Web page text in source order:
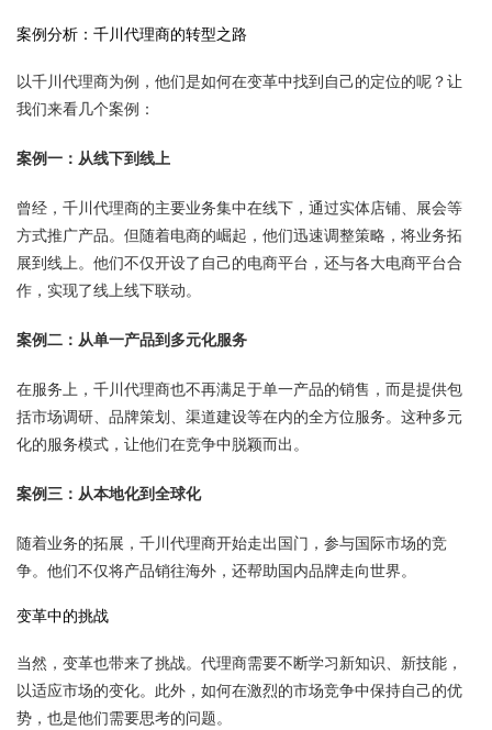
案例分析：千川代理商的转型之路
以千川代理商为例，他们是如何在变革中找到自己的定位的呢？让
我们来看几个案例：
案例一：从线下到线上
曾经，千川代理商的主要业务集中在线下，通过实体店铺、展会等
方式推广产品。但随着电商的崛起，他们迅速调整策略，将业务拓
展到线上。他们不仅开设了自己的电商平台，还与各大电商平台合
作，实现了线上线下联动。
案例二：从单一产品到多元化服务
在服务上，千川代理商也不再满足于单一产品的销售，而是提供包
括市场调研、品牌策划、渠道建设等在内的全方位服务。这种多元
化的服务模式，让他们在竞争中脱颖而出。
案例三：从本地化到全球化
随着业务的拓展，千川代理商开始走出国门，参与国际市场的竞
争。他们不仅将产品销往海外，还帮助国内品牌走向世界。
变革中的挑战
当然，变革也带来了挑战。代理商需要不断学习新知识、新技能，
以适应市场的变化。此外，如何在激烈的市场竞争中保持自己的优
势，也是他们需要思考的问题。